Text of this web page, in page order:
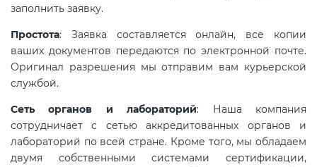
заполнить заявку.
Простота: Заявка составляется онлайн, все копии
ваших документов передаются по электронной почте.
Оригинал разрешения мы отправим вам курьерской
службой.
Сеть органов и лабораторий: Наша компания
сотрудничает с сетью аккредитованных органов и
лабораторий по всей стране. Кроме того, мы обладаем
двумя собственными системами сертификации,
Сертификация детских товаров
(ТР ТС 007)
Сертификация товаров легкой
промышленности (ТР ТС 017)